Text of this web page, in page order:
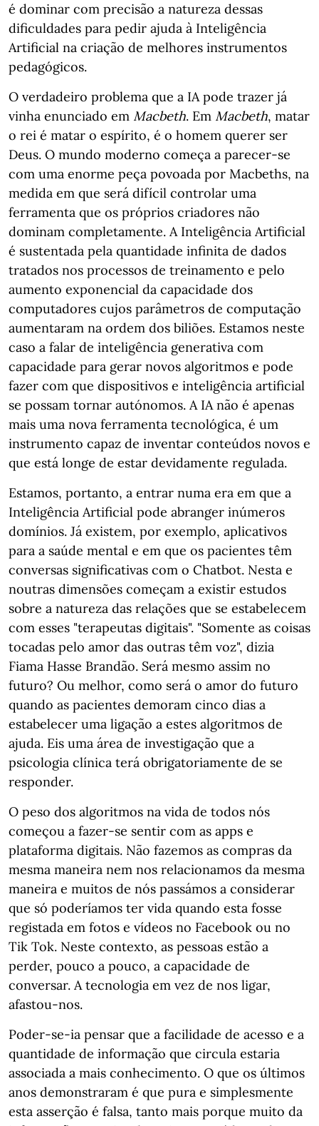
é dominar com precisão a natureza dessas
dificuldades para pedir ajuda à Inteligência
Artificial na criação de melhores instrumentos
pedagógicos.
O verdadeiro problema que a IA pode trazer já
vinha enunciado em Macbeth. Em Macbeth, matar
o rei é matar o espírito, é o homem querer ser
Deus. O mundo moderno começa a parecer-se
com uma enorme peça povoada por Macbeths, na
medida em que será difícil controlar uma
ferramenta que os próprios criadores não
dominam completamente. A Inteligência Artificial
é sustentada pela quantidade infinita de dados
tratados nos processos de treinamento e pelo
aumento exponencial da capacidade dos
computadores cujos parâmetros de computação
aumentaram na ordem dos biliões. Estamos neste
caso a falar de inteligência generativa com
capacidade para gerar novos algoritmos e pode
fazer com que dispositivos e inteligência artificial
se possam tornar autónomos. A IA não é apenas
mais uma nova ferramenta tecnológica, é um
instrumento capaz de inventar conteúdos novos e
que está longe de estar devidamente regulada.
Estamos, portanto, a entrar numa era em que a
Inteligência Artificial pode abranger inúmeros
domínios. Já existem, por exemplo, aplicativos
para a saúde mental e em que os pacientes têm
conversas significativas com o Chatbot. Nesta e
noutras dimensões começam a existir estudos
sobre a natureza das relações que se estabelecem
com esses "terapeutas digitais". "Somente as coisas
tocadas pelo amor das outras têm voz", dizia
Fiama Hasse Brandão. Será mesmo assim no
futuro? Ou melhor, como será o amor do futuro
quando as pacientes demoram cinco dias a
estabelecer uma ligação a estes algoritmos de
ajuda. Eis uma área de investigação que a
psicologia clínica terá obrigatoriamente de se
responder.
O peso dos algoritmos na vida de todos nós
começou a fazer-se sentir com as apps e
plataforma digitais. Não fazemos as compras da
mesma maneira nem nos relacionamos da mesma
maneira e muitos de nós passámos a considerar
que só poderíamos ter vida quando esta fosse
registada em fotos e vídeos no Facebook ou no
Tik Tok. Neste contexto, as pessoas estão a
perder, pouco a pouco, a capacidade de
conversar. A tecnologia em vez de nos ligar,
afastou-nos.
Poder-se-ia pensar que a facilidade de acesso e a
quantidade de informação que circula estaria
associada a mais conhecimento. O que os últimos
anos demonstraram é que pura e simplesmente
esta asserção é falsa, tanto mais porque muito da